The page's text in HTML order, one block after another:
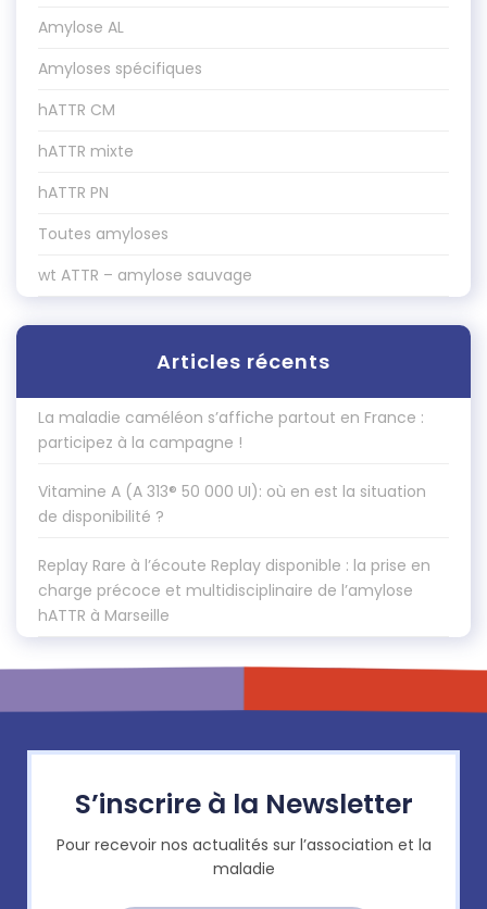
Amylose AL
Amyloses spécifiques
hATTR CM
hATTR mixte
hATTR PN
Toutes amyloses
wt ATTR – amylose sauvage
Articles récents
La maladie caméléon s’affiche partout en France :
participez à la campagne !
Vitamine A (A 313® 50 000 UI): où en est la situation
de disponibilité ?
Replay Rare à l’écoute Replay disponible : la prise en
charge précoce et multidisciplinaire de l’amylose
hATTR à Marseille
S’inscrire à la Newsletter
Pour recevoir nos actualités sur l’association et la
maladie